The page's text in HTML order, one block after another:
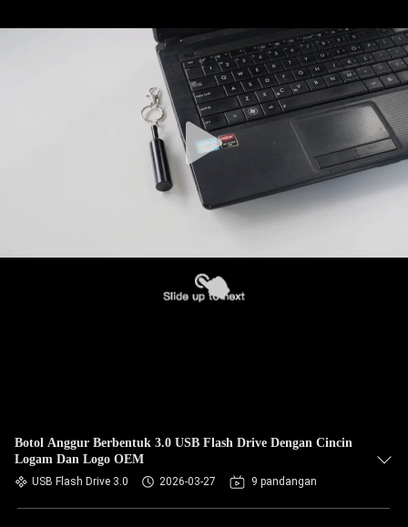
Botol Anggur Berbentuk 3.0 USB Flash Drive Dengan Cincin
Logam Dan Logo OEM
USB Flash Drive 3.0 2026-03-27 9 pandangan